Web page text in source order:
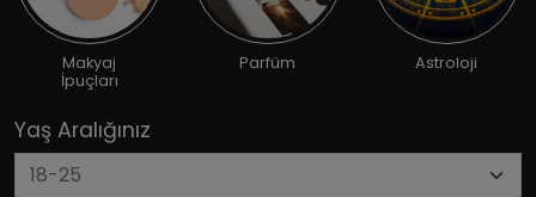
Makyaj
İpuçları
Parfüm Astroloji
Yaş Aralığınız